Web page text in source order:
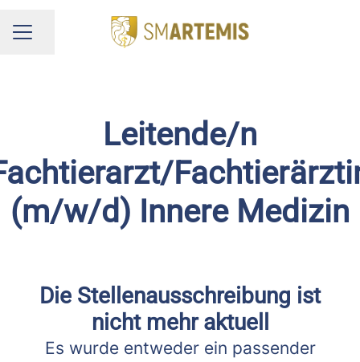
KARRIEREMENÜ
Seite teilen
Leitende/n
(m/w/d) Innere Medizin
Die Stellenausschreibung ist
nicht mehr aktuell
Es wurde entweder ein passender